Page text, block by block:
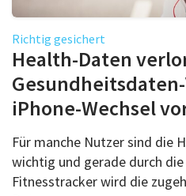
Magazine
Über uns
Podcast
Mac Life+
Richtig gesichert
Health-Daten
iPhone-Wechsel
Für manche Nutzer sind die
wichtig und gerade durch
Fitnesstracker wird die